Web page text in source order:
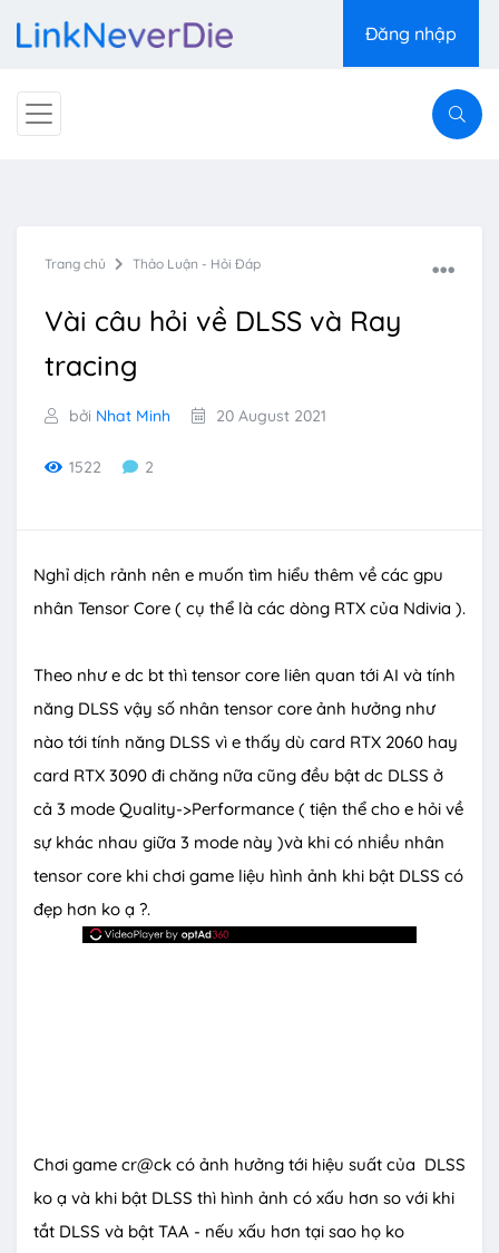
Đăng nhập
Trang chủ Thảo Luận - Hỏi Đáp
Vài câu hỏi về DLSS và Ray
tracing
bởi Nhat Minh 20 August 2021
1522 2
Nghỉ dịch rảnh nên e muốn tìm hiểu thêm về các gpu
nhân Tensor Core ( cụ thể là các dòng RTX của Ndivia ).
Theo như e dc bt thì tensor core liên quan tới AI và tính
năng DLSS vậy số nhân tensor core ảnh hưởng như
nào tới tính năng DLSS vì e thấy dù card RTX 2060 hay
card RTX 3090 đi chăng nữa cũng đều bật dc DLSS ở
cả 3 mode Quality->Performance ( tiện thể cho e hỏi về
sự khác nhau giữa 3 mode này )và khi có nhiều nhân
tensor core khi chơi game liệu hình ảnh khi bật DLSS có
đẹp hơn ko ạ ?.
Chơi game cr@ck có ảnh hưởng tới hiệu suất của DLSS
ko ạ và khi bật DLSS thì hình ảnh có xấu hơn so với khi
tắt DLSS và bật TAA - nếu xấu hơn tại sao họ ko